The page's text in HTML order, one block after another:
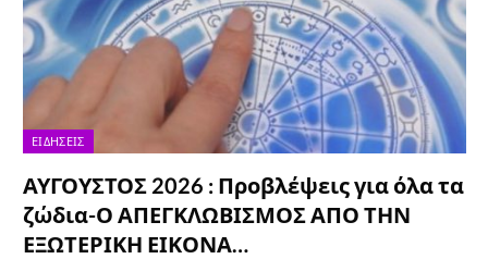
ΕΙΔΉΣΕΙΣ
ΑΥΓΟΥΣΤΟΣ 2026 : Προβλέψεις για όλα τα
ζώδια-Ο ΑΠΕΓΚΛΩΒΙΣΜΟΣ ΑΠΟ ΤΗΝ
ΕΞΩΤΕΡΙΚΗ ΕΙΚΟΝΑ…